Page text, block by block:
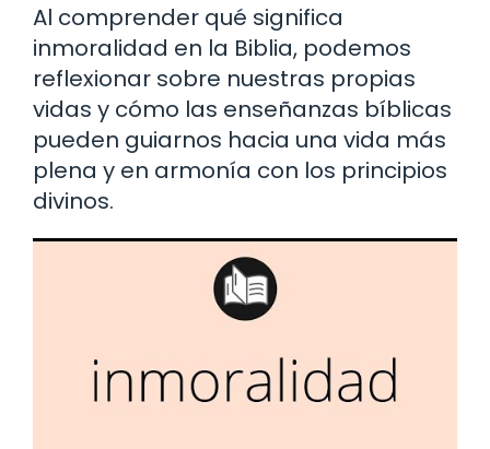
Al comprender qué significa
inmoralidad en la Biblia, podemos
reflexionar sobre nuestras propias
vidas y cómo las enseñanzas bíblicas
pueden guiarnos hacia una vida más
plena y en armonía con los principios
divinos.